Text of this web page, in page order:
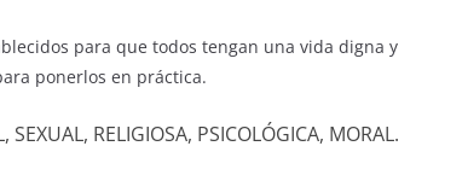
para que todos tengan una vida digna y
ponerlos en práctica.
SEXUAL, RELIGIOSA, PSICOLÓGICA, MORAL.